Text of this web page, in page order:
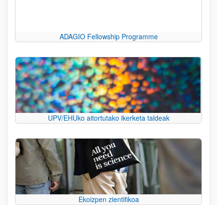
ADAGIO Fellowship Programme
UPV/EHUko aitortutako ikerketa taldeak
Ekoizpen zientifikoa